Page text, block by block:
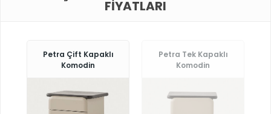
FIYATLARI
Petra Çift Kapaklı
Komodin
Petra Tek Kapaklı
Komodin